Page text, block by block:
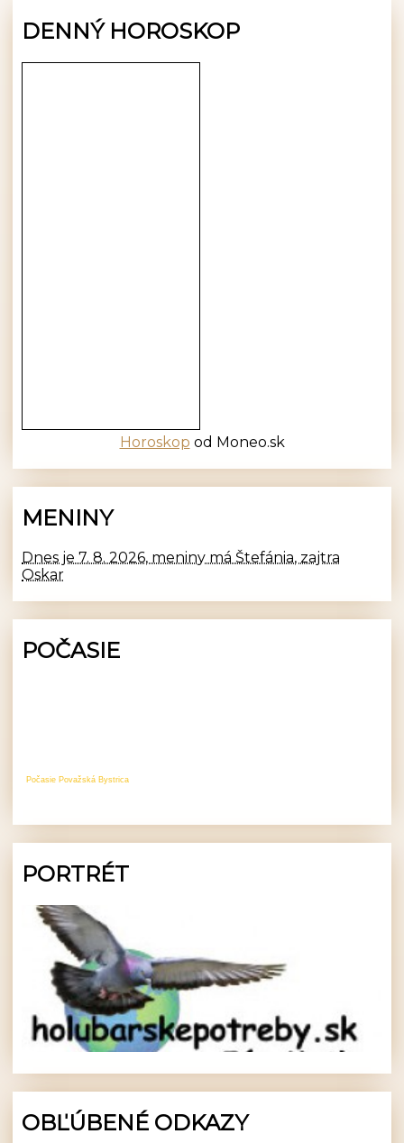
DENNÝ HOROSKOP
Horoskop od Moneo.sk
MENINY
Dnes je 7. 8. 2026, meniny má Štefánia, zajtra
Oskar
POČASIE
Počasie Považská Bystrica
PORTRÉT
OBĽÚBENÉ ODKAZY